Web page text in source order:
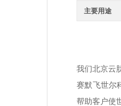
主要用途
我们北京云
赛默飞世尔
帮助客户使